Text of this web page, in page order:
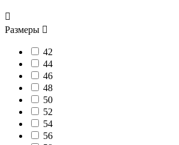

Размеры 
42
44
46
48
50
52
54
56